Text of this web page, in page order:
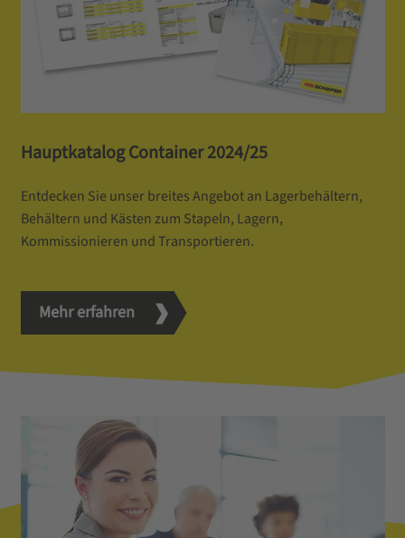
Hauptkatalog Container 2024/25
Entdecken Sie unser breites Angebot an Lagerbehältern,
Behältern und Kästen zum Stapeln, Lagern,
Kommissionieren und Transportieren.
Mehr erfahren